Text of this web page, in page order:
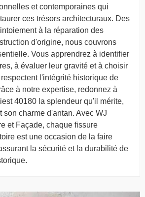
et contemporaines qui
ces trésors architecturaux. Des
à la réparation des
d'origine, nous couvrons
Vous apprendrez à identifier
à évaluer leur gravité et à choisir
l'intégrité historique de
à notre expertise, redonnez à
40180 la splendeur qu'il mérite,
son charme d'antan. Avec WJ
et Façade, chaque fissure
est une occasion de la faire
la sécurité et la durabilité de